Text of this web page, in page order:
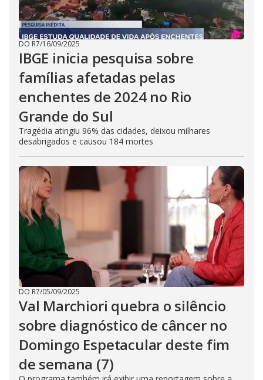
DO R7/16/09/2025
IBGE inicia pesquisa sobre
famílias afetadas pelas
enchentes de 2024 no Rio
Grande do Sul
Tragédia atingiu 96% das cidades, deixou milhares
desabrigados e causou 184 mortes
DO R7/05/09/2025
Val Marchiori quebra o silêncio
sobre diagnóstico de câncer no
Domingo Espetacular deste fim
de semana (7)